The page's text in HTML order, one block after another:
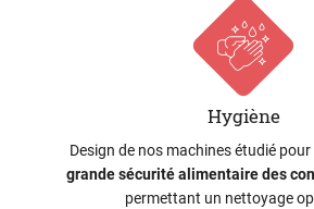
Hygiène
Design de nos machines étudié pour
grande sécurité alimentaire des
permettant un nettoyage